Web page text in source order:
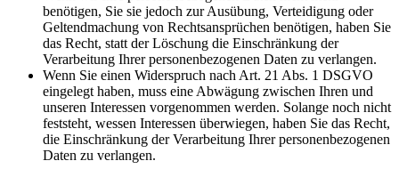
benötigen, Sie sie jedoch zur Ausübung, Verteidigung oder
Geltendmachung von Rechtsansprüchen benötigen, haben Sie
das Recht, statt der Löschung die Einschränkung der
Verarbeitung Ihrer personenbezogenen Daten zu verlangen.
Wenn Sie einen Widerspruch nach Art. 21 Abs. 1 DSGVO
eingelegt haben, muss eine Abwägung zwischen Ihren und
unseren Interessen vorgenommen werden. Solange noch nicht
feststeht, wessen Interessen überwiegen, haben Sie das Recht,
die Einschränkung der Verarbeitung Ihrer personenbezogenen
Daten zu verlangen.